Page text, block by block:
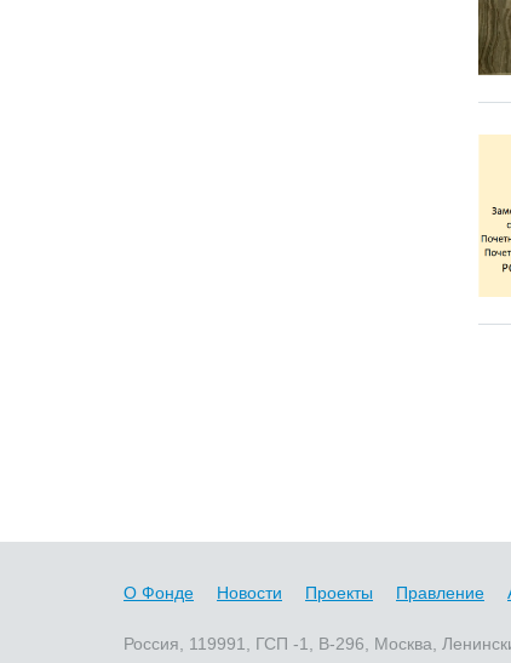
О Фонде Новости Проекты Правление
Россия, 119991, ГСП -1, В-296, Москва,